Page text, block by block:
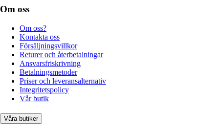
Om oss
Om oss?
Kontakta oss
Försäljningsvillkor
Returer och återbetalningar
Ansvarsfriskrivning
Betalningsmetoder
Priser och leveransalternativ
Integritetspolicy
Vår butik
Våra butiker